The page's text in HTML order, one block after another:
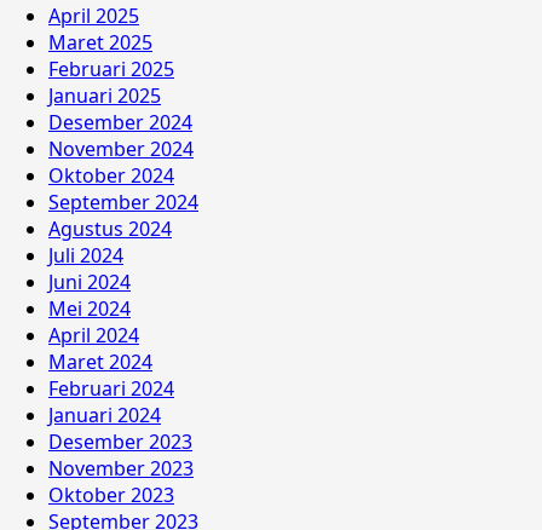
April 2025
Maret 2025
Februari 2025
Januari 2025
Desember 2024
November 2024
Oktober 2024
September 2024
Agustus 2024
Juli 2024
Juni 2024
Mei 2024
April 2024
Maret 2024
Februari 2024
Januari 2024
Desember 2023
November 2023
Oktober 2023
September 2023